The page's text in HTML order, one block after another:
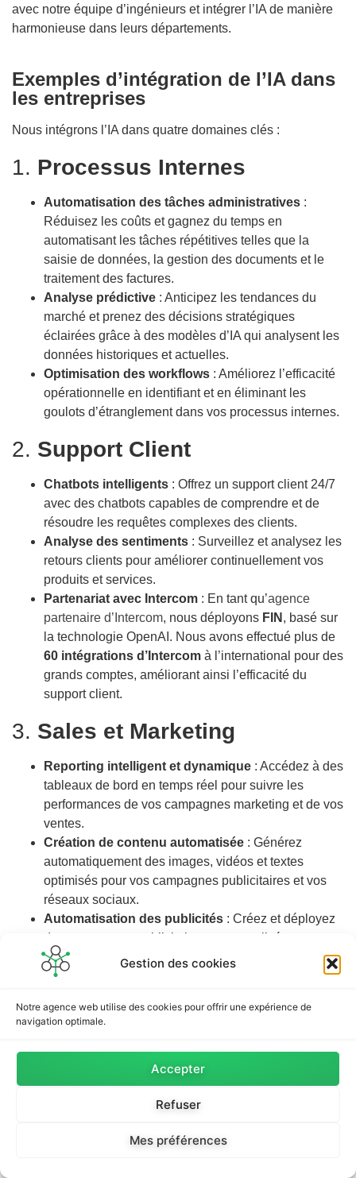
Gestion des cookies
Notre agence web utilise des cookies pour offrir une expérience de
navigation optimale.
Accepter
Refuser
Mes préférences
avec notre équipe d’ingénieurs et intégrer l’IA de manière
harmonieuse dans leurs départements.
Exemples d’intégration de l’IA dans
les entreprises
Nous intégrons l’IA dans quatre domaines clés :
1. Processus Internes
Automatisation des tâches administratives :
Réduisez les coûts et gagnez du temps en
automatisant les tâches répétitives telles que la
saisie de données, la gestion des documents et le
traitement des factures.
Analyse prédictive : Anticipez les tendances du
marché et prenez des décisions stratégiques
éclairées grâce à des modèles d’IA qui analysent les
données historiques et actuelles.
Optimisation des workflows : Améliorez l’efficacité
opérationnelle en identifiant et en éliminant les
goulots d’étranglement dans vos processus internes.
2. Support Client
Chatbots intelligents : Offrez un support client 24/7
avec des chatbots capables de comprendre et de
résoudre les requêtes complexes des clients.
Analyse des sentiments : Surveillez et analysez les
retours clients pour améliorer continuellement vos
produits et services.
Partenariat avec Intercom : En tant qu’agence
partenaire d’Intercom, nous déployons FIN , basé sur
la technologie OpenAI. Nous avons effectué plus de
60 intégrations d’Intercom à l’international pour des
grands comptes, améliorant ainsi l’efficacité du
support client.
3. Sales et Marketing
Reporting intelligent et dynamique : Accédez à des
tableaux de bord en temps réel pour suivre les
performances de vos campagnes marketing et de vos
ventes.
Création de contenu automatisée : Générez
automatiquement des images, vidéos et textes
optimisés pour vos campagnes publicitaires et vos
réseaux sociaux.
Automatisation des publicités : Créez et déployez
des campagnes publicitaires personnalisées sur
plusieurs plateformes avec un minimum d’effort.
Enrichissement des flux de données produits
:
catalogues produits en enrichissant les descriptions,
et les conversions.
Voici une photo de notre CEO converti grâce à l’IA en
personnage réutilisable puis croisé avec un robot pour